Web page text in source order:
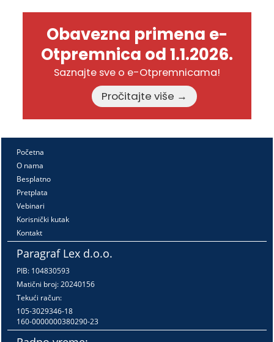
Obavezna primena e-
Otpremnica od 1.1.2026.
Saznajte sve o e-Otpremnicama!
Pročitajte više →
Početna
O nama
Besplatno
Pretplata
Vebinari
Korisnički kutak
Kontakt
Paragraf Lex d.o.o.
PIB: 104830593
Matični broj: 20240156
Tekući račun:
105-3029346-18
160-0000000380290-23